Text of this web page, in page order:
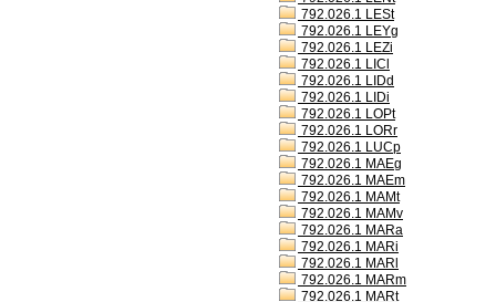
792.026.1 LESt
792.026.1 LEYg
792.026.1 LEZi
792.026.1 LICl
792.026.1 LIDd
792.026.1 LIDi
792.026.1 LOPt
792.026.1 LORr
792.026.1 LUCp
792.026.1 MAEg
792.026.1 MAEm
792.026.1 MAMt
792.026.1 MAMv
792.026.1 MARa
792.026.1 MARi
792.026.1 MARl
792.026.1 MARm
792.026.1 MARt